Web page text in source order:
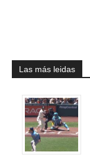
Las más leidas